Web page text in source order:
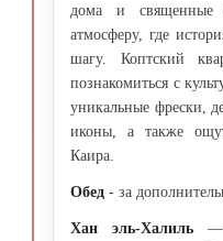
дома и священные
атмосферу, где
шагу. Коптский
познакомиться с
уникальные фрески,
иконы, а также
Каира.
Обед - за
Хан эль-Халиль —